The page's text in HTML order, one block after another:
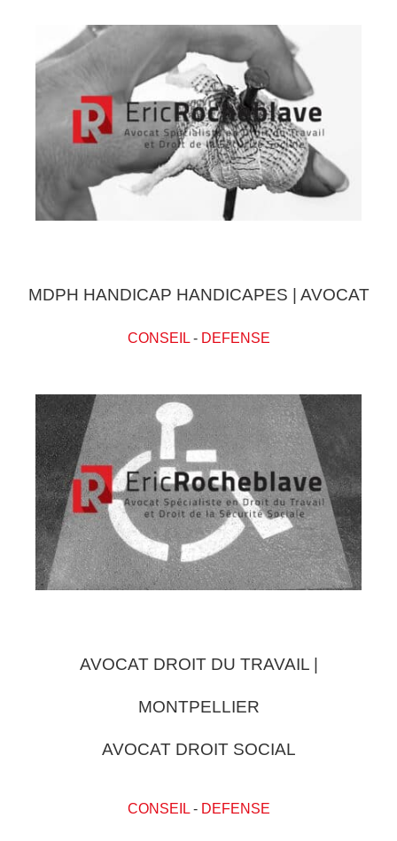
MDPH HANDICAP HANDICAPES | AVOCAT
CONSEIL- DEFENSE
AVOCAT DROIT DU TRAVAIL |
MONTPELLIER
AVOCAT DROIT SOCIAL
CONSEIL- DEFENSE